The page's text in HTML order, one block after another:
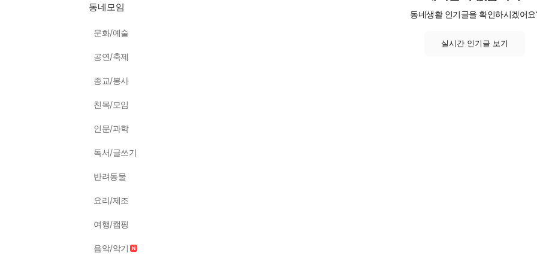
동네모임
문화/예술
공연/축제
종교/봉사
친목/모임
인문/과학
독서/글쓰기
반려동물
요리/제조
여행/캠핑
음악/악기
동네생활 인기글을 확인하시겠어요
실시간 인기글 보기